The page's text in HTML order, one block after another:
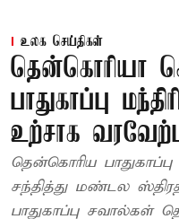
உலக செய்திகள்
தென்கொரியா
பாதுகாப்பு
உற்சாக
தென்கொரிய
சந்தித்து மண்டல
பாதுகாப்பு சவால்கள்